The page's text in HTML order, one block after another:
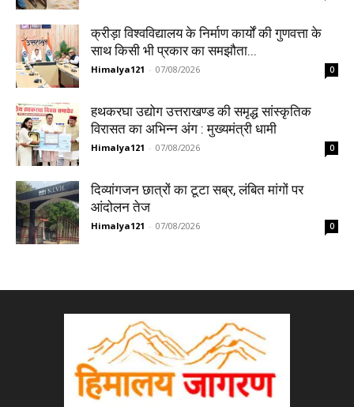
क्रीड़ा विश्वविद्यालय के निर्माण कार्यों की गुणवत्ता के
साथ किसी भी प्रकार का समझौता...
Himalya121 - 07/08/2026 0
हथकरघा उद्योग उत्तराखण्ड की समृद्ध सांस्कृतिक
विरासत का अभिन्न अंग : मुख्यमंत्री धामी
Himalya121 - 07/08/2026 0
दिव्यांगजन छात्रों का टूटा सब्र, लंबित मांगों पर
आंदोलन तेज
Himalya121 - 07/08/2026 0